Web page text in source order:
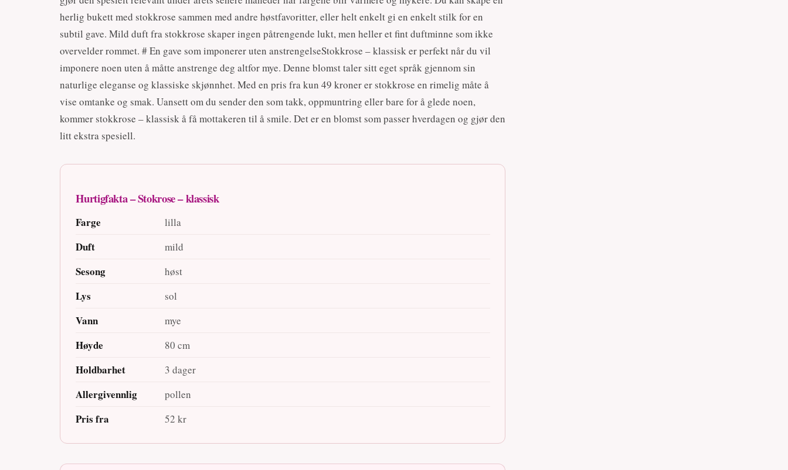
herlig bukett med stokkrose sammen med andre høstfavoritter, eller helt enkelt gi en enkelt stilk for en
subtil gave. Mild duft fra stokkrose skaper ingen påtrengende lukt, men heller et fint duftminne som ikke
overvelder rommet. # En gave som imponerer uten anstrengelseStokkrose – klassisk er perfekt når du vil
imponere noen uten å måtte anstrenge deg altfor mye. Denne blomst taler sitt eget språk gjennom sin
naturlige eleganse og klassiske skjønnhet. Med en pris fra kun 49 kroner er stokkrose en rimelig måte å
vise omtanke og smak. Uansett om du sender den som takk, oppmuntring eller bare for å glede noen,
kommer stokkrose – klassisk å få mottakeren til å smile. Det er en blomst som passer hverdagen og gjør den
litt ekstra spesiell.
Hurtigfakta – Stokrose – klassisk
Farge lilla
Duft mild
Sesong høst
Lys sol
Vann mye
Høyde 80 cm
Holdbarhet 3 dager
Allergivennlig pollen
Pris fra 52 kr